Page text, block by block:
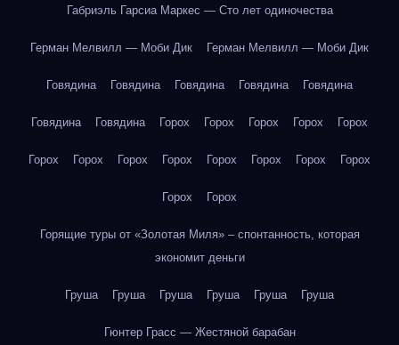
Габриэль Гарсиа Маркес — Сто лет одиночества
Герман Мелвилл — Моби Дик Герман Мелвилл — Моби Дик
Говядина Говядина Говядина Говядина Говядина
Говядина Говядина Горох Горох Горох Горох Горох
Горох Горох Горох Горох Горох Горох Горох Горох
Горох Горох
Горящие туры от «Золотая Миля» – спонтанность, которая
экономит деньги
Груша Груша Груша Груша Груша Груша
Гюнтер Грасс — Жестяной барабан